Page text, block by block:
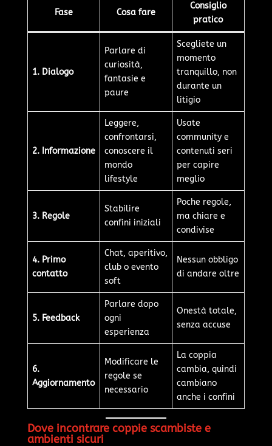
Fase Cosa fare
Consiglio
pratico
1. Dialogo
Parlare di
curiosità,
fantasie e
paure
Scegliete un
momento
tranquillo, non
durante un
litigio
2. Informazione
Leggere,
confrontarsi,
conoscere il
mondo
lifestyle
Usate
community e
contenuti seri
per capire
meglio
3. Regole
Stabilire
confini iniziali
Poche regole,
ma chiare e
condivise
4. Primo
contatto
Chat, aperitivo,
club o evento
soft
Nessun obbligo
di andare oltre
5. Feedback
Parlare dopo
ogni
esperienza
Onestà totale,
senza accuse
6.
Aggiornamento
Modificare le
regole se
necessario
La coppia
cambia, quindi
cambiano
anche i confini
Dove incontrare coppie scambiste e
ambienti sicuri